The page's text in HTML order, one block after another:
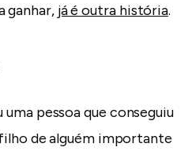
ganhar, já é outra história.
pessoa que conseguiu
de alguém importante